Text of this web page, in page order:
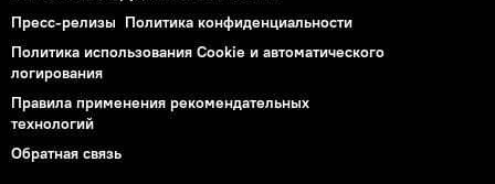
Пресс-релизы Политика конфиденциальности
Политика использования Cookie и автоматического
логирования
Правила применения рекомендательных
технологий
Обратная связь